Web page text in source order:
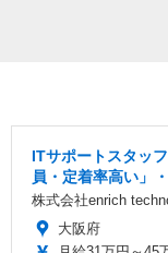
ITサポートスタッ
員・定着率高い」
株式会社enrich
大阪府